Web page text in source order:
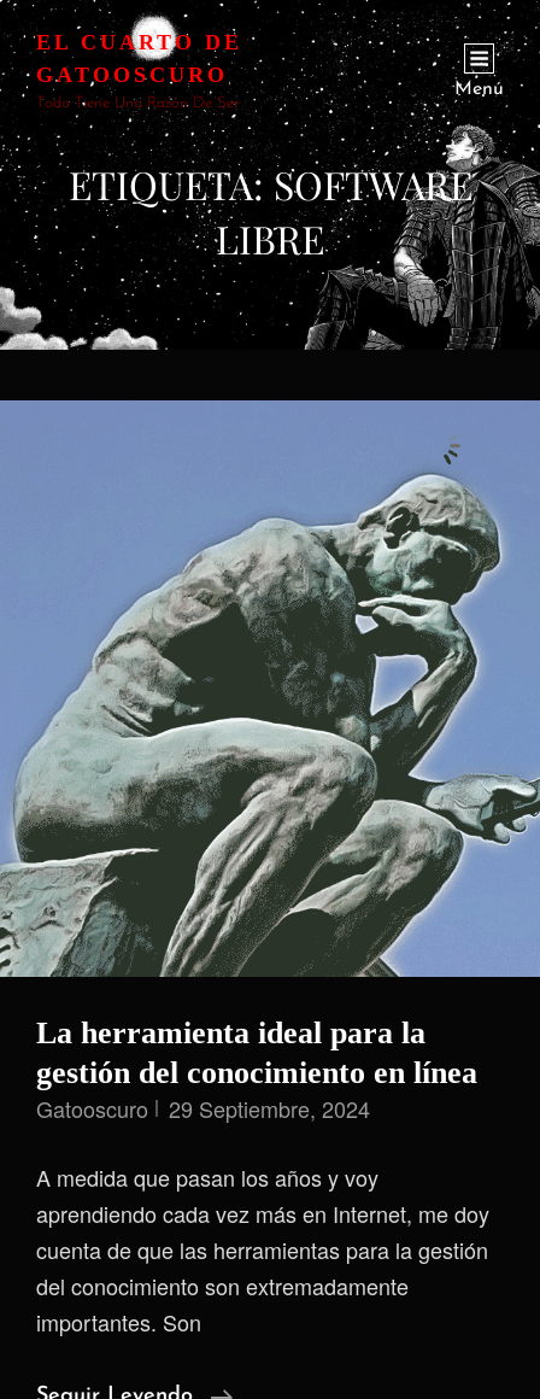
EL CUARTO DE
GATOOSCURO
Todo Tiene Una Razón De Ser
Menú
ETIQUETA: SOFTWARE
LIBRE
La herramienta ideal para la
gestión del conocimiento en línea
Gatooscuro 29 Septiembre, 2024
A medida que pasan los años y voy
aprendiendo cada vez más en Internet, me doy
cuenta de que las herramientas para la gestión
del conocimiento son extremadamente
importantes. Son